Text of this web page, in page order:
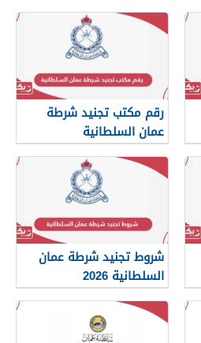
رقم مكتب تجنيد شرطة
عمان السلطانية
شروط تجنيد شرطة عمان
السلطانية 2026